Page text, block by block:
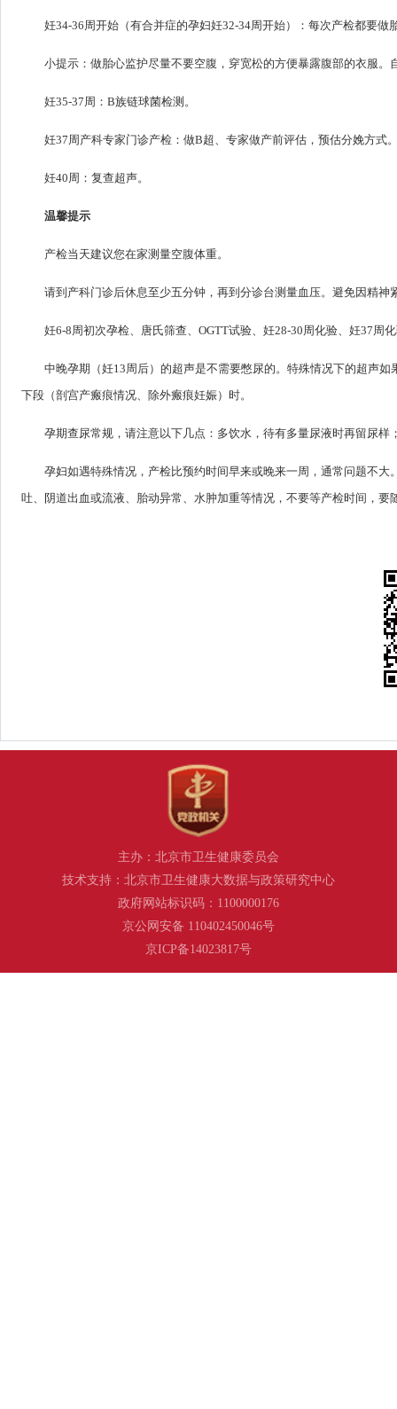
妊34-36周开始（有合并症的孕妇妊32-34周开始）：每次产检都要做
小提示：做胎心监护尽量不要空腹，穿宽松的方便暴露腹部的衣服。
妊35-37周：B族链球菌检测。
妊37周产科专家门诊产检：做B超、专家做产前评估，预估分娩方式
妊40周：复查超声。
温馨提示
产检当天建议您在家测量空腹体重。
请到产科门诊后休息至少五分钟，再到分诊台测量血压。避免因精神
妊6-8周初次孕检、唐氏筛查、OGTT试验、妊28-30周化验、妊37周
中晚孕期（妊13周后）的超声是不需要憋尿的。特殊情况下的超声
下段（剖宫产瘢痕情况、除外瘢痕妊娠）时。
孕期查尿常规，请注意以下几点：多饮水，待有多量尿液时再留尿样
孕妇如遇特殊情况，产检比预约时间早来或晚来一周，通常问题不
吐、阴道出血或流液、胎动异常、水肿加重等情况，不要等产检时间，要
主办：北京市卫生健康委员会
技术支持：北京市卫生健康大数据与政策研究中心
政府网站标识码：1100000176
京公网安备 110402450046号
京ICP备14023817号